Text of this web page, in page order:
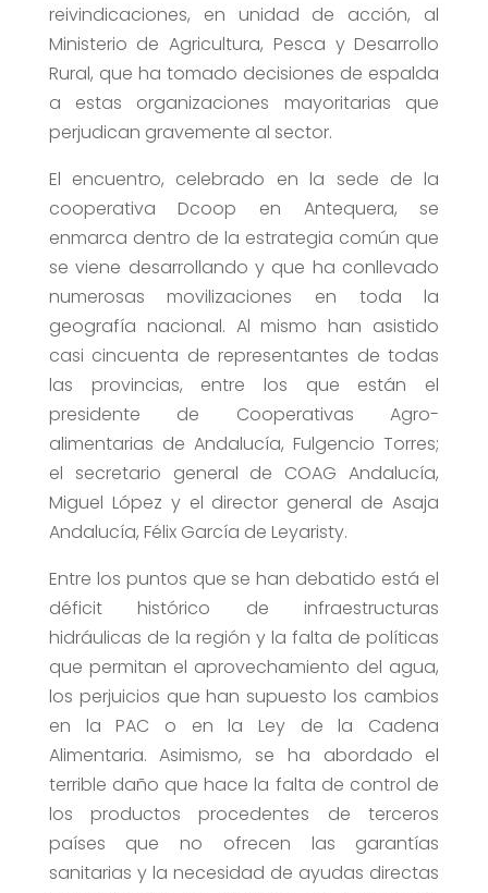
reivindicaciones, en unidad de acción, al
Ministerio de Agricultura, Pesca y Desarrollo
Rural, que ha tomado decisiones de espalda
a estas organizaciones mayoritarias que
perjudican gravemente al sector.
El encuentro, celebrado en la sede de la
cooperativa Dcoop en Antequera, se
enmarca dentro de la estrategia común que
se viene desarrollando y que ha conllevado
numerosas movilizaciones en toda la
geografía nacional. Al mismo han asistido
casi cincuenta de representantes de todas
las provincias, entre los que están el
presidente de Cooperativas Agro-
alimentarias de Andalucía, Fulgencio Torres;
el secretario general de COAG Andalucía,
Miguel López y el director general de Asaja
Andalucía, Félix García de Leyaristy.
Entre los puntos que se han debatido está el
déficit histórico de infraestructuras
hidráulicas de la región y la falta de políticas
que permitan el aprovechamiento del agua,
los perjuicios que han supuesto los cambios
en la PAC o en la Ley de la Cadena
Alimentaria. Asimismo, se ha abordado el
terrible daño que hace la falta de control de
los productos procedentes de terceros
países que no ofrecen las garantías
sanitarias y la necesidad de ayudas directas